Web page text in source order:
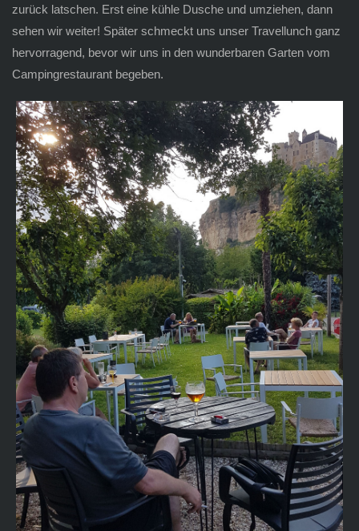
zurück latschen. Erst eine kühle Dusche und umziehen, dann
sehen wir weiter! Später schmeckt uns unser Travellunch ganz
hervorragend, bevor wir uns in den wunderbaren Garten vom
Campingrestaurant begeben.